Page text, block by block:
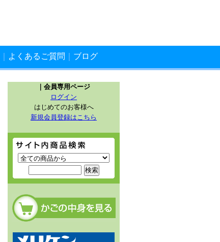
よくあるご質問 ブログ
｜会員専用ページ
ログイン
はじめてのお客様へ
新規会員登録はこちら
サイト内商品検索
カートの中を見る
メリケンオンラインのひとりごと